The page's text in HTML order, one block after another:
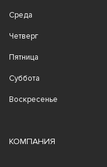
Среда
Четверг
Пятница
Суббота
Воскресенье
КОМПАНИЯ